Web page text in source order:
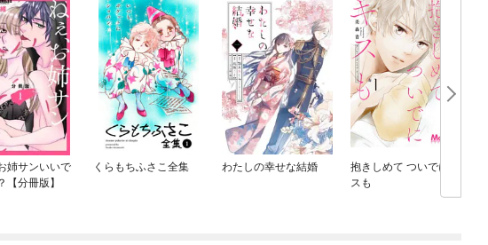
姉サンいいで
【分冊版】
くらもちふさこ全集 わたしの幸せな結婚
抱きしめて ついでにキ
スも